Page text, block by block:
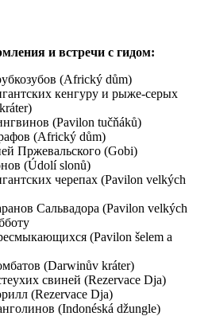
и встречи с гидом:
(Africký dům)
кенгуру и рыже-серых
(Pavilon tučňáků)
(Africký dům)
Пржевальского (Gobi)
(Údolí slonů)
черепах (Pavilon velkých
Сальвадора (Pavilon velkých
(Pavilon šelem a
(Darwinův kráter)
свиней (Rezervace Dja)
(Rezervace Dja)
(Indonéská džungle)